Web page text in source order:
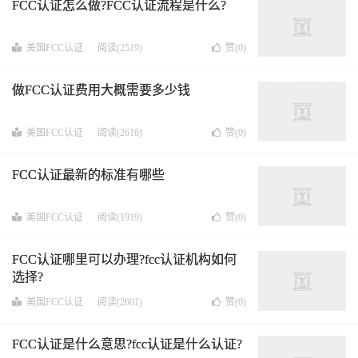
FCC认证怎么做?FCC认证流程是什么?
美国FCC认证 阅读(2519) 赞(0)
做FCC认证费用大概需要多少钱
美国FCC认证 阅读(2616) 赞(0)
FCC认证最新的标准有哪些
美国FCC认证 阅读(1919) 赞(0)
FCC认证哪里可以办理?fcc认证机构如何
选择?
美国FCC认证 阅读(2601) 赞(0)
FCC认证是什么意思?fcc认证是什么认证?